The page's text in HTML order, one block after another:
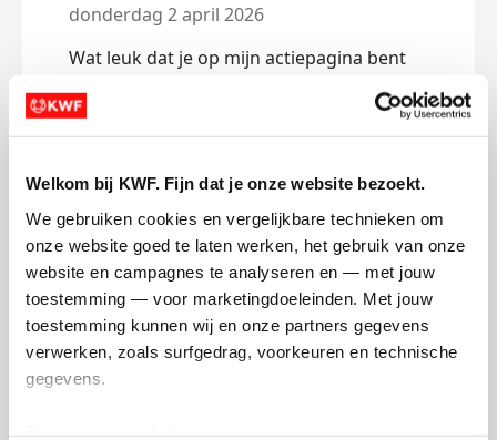
Welkom bij KWF. Fijn dat je onze website bezoekt.
We gebruiken cookies en vergelijkbare technieken om
onze website goed te laten werken, het gebruik van onze
website en campagnes te analyseren en — met jouw
toestemming — voor marketingdoeleinden. Met jouw
toestemming kunnen wij en onze partners gegevens
verwerken, zoals surfgedrag, voorkeuren en technische
gegevens.
donderdag 2 april 2026
Wat leuk dat je op mijn actiepagina bent
onderzoek naar kanker op een manier
waarop ik dit kan. De mensen die strijden
tegen deze verschrikkelijke ziekte hebben
alle steun nodig die ze maar kunnen
krijgen en dit is mijn manier om een
steentje bij te dragen!
Wil jij ook een steentje bijdragen?
Doneer dan via mijn actiepagina en dan